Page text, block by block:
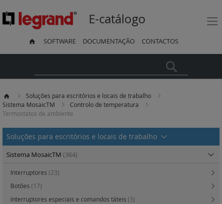
E-catálogo
SOFTWARE DOCUMENTAÇÃO CONTACTOS
Soluções para escritórios e locais de trabalho
Sistema MosaicTM
Controlo de temperatura
Termostatos de ambiente
Soluções para escritórios e locais de trabalho
Sistema MosaicTM (364)
Interruptores (23)
Botões (17)
Interruptores especiais e comandos táteis (3)